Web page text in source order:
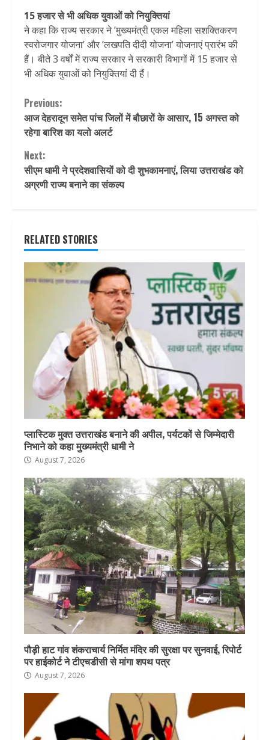
15 हजार से भी अधिक युवाओं को नियुक्तियां
ने कहा कि राज्य सरकार ने ’मुख्यमंत्री एकल महिला सशक्तिकरण
स्वरोजगार योजना’ और ’लखपति दीदी योजना’ योजनाएं प्रारंभ की
हैं। बीते 3 वर्षों में राज्य सरकार ने सरकारी विभागों में 15 हजार से
भी अधिक युवाओं को नियुक्तियां दी हैं।
Continue
Reading
Previous:
आज देहरादून समेत पांच जिलों में बौछारों के आसार, 15 अगस्‍त को
रहेगा बारिश का यलो अलर्ट
Next:
सीएम धामी ने प्रदेशवासियों को दी शुभकामनाएं, लिया उत्तराखंड को
अग्रणी राज्य बनाने का संकल्प
RELATED STORIES
प्लास्टिक मुक्त उत्तराखंड बनाने की अपील, पर्यटकों से जिम्मेदारी
निभाने को कहा मुख्यमंत्री धामी ने
August 7, 2026
पौड़ी हाट गांव शंकराचार्य निर्मित मंदिर की सुरक्षा पर सुनवाई, रिपोर्ट
पर हाईकोर्ट ने टीएचडीसी से मांगा शपथ पत्र
August 7, 2026